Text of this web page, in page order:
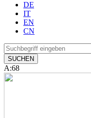
DE
IT
EN
CN
A:68